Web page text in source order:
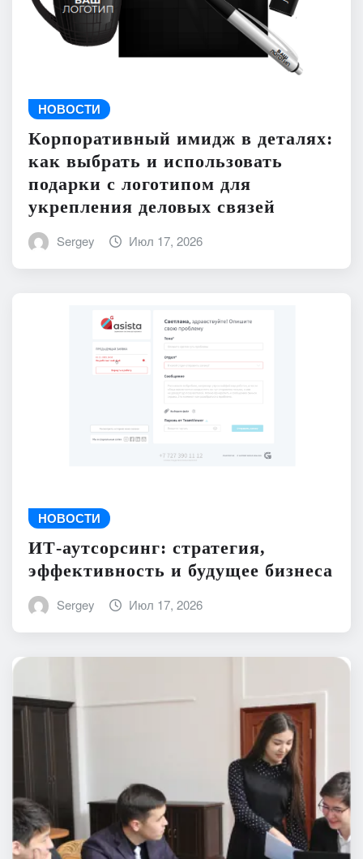
НОВОСТИ
Корпоративный имидж в деталях:
как выбрать и использовать
подарки с логотипом для
укрепления деловых связей
Sergey Июл 17, 2026
НОВОСТИ
ИТ-аутсорсинг: стратегия,
эффективность и будущее бизнеса
Sergey Июл 17, 2026